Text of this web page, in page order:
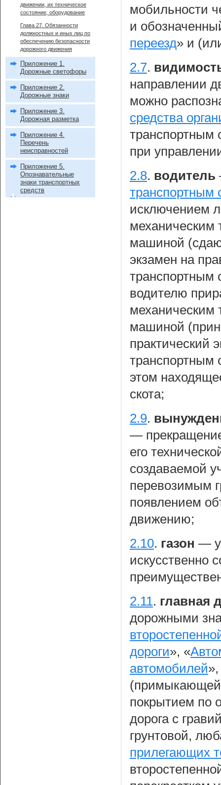
мобильности
и
переезд» и
2.7.
направлении
можно
средства
транспортным
при
2.8. водитель
транспортным
исключением
механическим
машиной
экзамен на
транспортным
водителю
механическим
машиной
практический
транспортным
этом
скота;
2.9.
—
его
создаваемой
перевозимым
появлением
движению;
2.10. газон —
искусственно
2.11 . главная
дорожными
дороги», «
автомобилей
покрытием по
дорога с
грунтовой,
прилегающих
движении, их техническое
состояние, оборудование
Глава 27. Обязанности
должностных и иных лиц по
обеспечению безопасности
дорожного движения
Приложение 1.
Дорожные светофоры
Приложение 2.
Дорожные знаки
Приложение 3.
Дорожная разметка
Приложение 4.
Перечень
неисправностей
Приложение 5.
Опознавательные
знаки транспортных
средств